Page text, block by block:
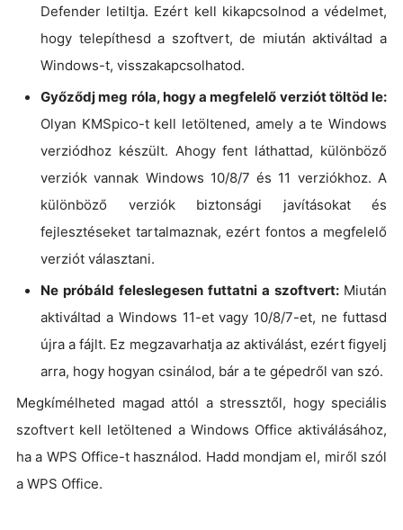
Defender letiltja. Ezért kell kikapcsolnod a védelmet,
hogy telepíthesd a szoftvert, de miután aktiváltad a
Windows-t, visszakapcsolhatod.
Győződj meg róla, hogy a megfelelő verziót töltöd le:
Olyan KMSpico-t kell letöltened, amely a te Windows
verziódhoz készült. Ahogy fent láthattad, különböző
verziók vannak Windows 10/8/7 és 11 verziókhoz. A
különböző verziók biztonsági javításokat és
fejlesztéseket tartalmaznak, ezért fontos a megfelelő
verziót választani.
Ne próbáld feleslegesen futtatni a szoftvert: Miután
aktiváltad a Windows 11-et vagy 10/8/7-et, ne futtasd
újra a fájlt. Ez megzavarhatja az aktiválást, ezért figyelj
arra, hogy hogyan csinálod, bár a te gépedről van szó.
Megkímélheted magad attól a stressztől, hogy speciális
szoftvert kell letöltened a Windows Office aktiválásához,
ha a WPS Office-t használod. Hadd mondjam el, miről szól
a WPS Office.